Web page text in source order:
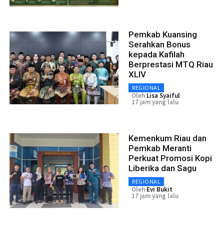
Pemkab Kuansing
Serahkan Bonus
kepada Kafilah
Berprestasi MTQ Riau
XLIV
REGIONAL
Oleh Lisa Syaiful
17 jam yang lalu
Kemenkum Riau dan
Pemkab Meranti
Perkuat Promosi Kopi
Liberika dan Sagu
REGIONAL
Oleh Evi Bukit
17 jam yang lalu